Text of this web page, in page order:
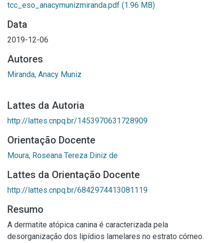
tcc_eso_anacymunizmiranda.pdf (1.96 MB)
Data
2019-12-06
Autores
Miranda, Anacy Muniz
Lattes da Autoria
http://lattes.cnpq.br/1453970631728909
Orientação Docente
Moura, Roseana Tereza Diniz de
Lattes da Orientação Docente
http://lattes.cnpq.br/6842974413081119
Resumo
A dermatite atópica canina é caracterizada pela
desorganização dos lipídios lamelares no estrato córneo.